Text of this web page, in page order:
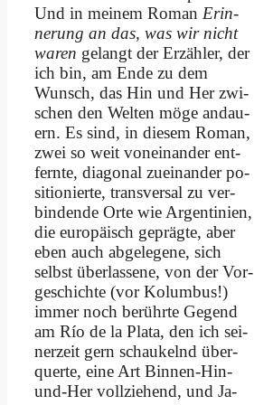
Und in mei­nem Ro­man Er­in­
ne­rung an das, was wir nicht
wa­ren ge­langt der Er­zäh­ler, der
ich bin, am En­de zu dem
Wunsch, das Hin und Her zwi­
schen den Wel­ten mö­ge an­dau­
ern. Es sind, in die­sem Ro­man,
zwei so weit von­ein­an­der ent­
fern­te, dia­go­nal zu­ein­an­der po­
si­tio­nier­te, trans­ver­sal zu ver­
bin­den­de Or­te wie Argen­tinien,
die eu­ro­pä­isch ge­präg­te, aber
eben auch ab­ge­le­ge­ne, sich
selbst über­las­se­ne, von der Vor­
ge­schich­te (vor Ko­lum­bus!)
im­mer noch be­rühr­te Ge­gend
am Río de la Pla­ta, den ich sei­
ner­zeit gern schau­kelnd über­
quer­te, ei­ne Art Bin­nen-Hin-
und-Her voll­zie­hend, und Ja­